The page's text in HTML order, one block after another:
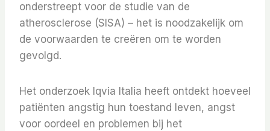
onderstreept voor de studie van de
atherosclerose (SISA) – het is noodzakelijk om
de voorwaarden te creëren om te worden
gevolgd.
Het onderzoek Iqvia Italia heeft ontdekt hoeveel
patiënten angstig hun toestand leven, angst
voor oordeel en problemen bij het